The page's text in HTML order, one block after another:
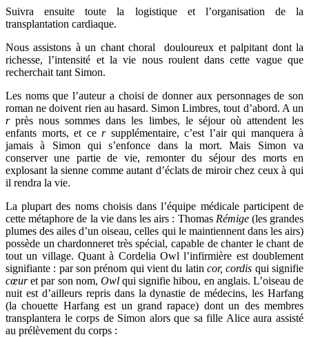
Suivra ensuite toute la logistique et l’organisation de la
transplantation cardiaque.
Nous assistons à un chant choral douloureux et palpitant dont la
richesse, l’intensité et la vie nous roulent dans cette vague que
recherchait tant Simon.
Les noms que l’auteur a choisi de donner aux personnages de son
roman ne doivent rien au hasard. Simon Limbres, tout d’abord. A un
rprès nous sommes dans les limbes, le séjour où attendent les
enfants morts, et ce rsupplémentaire, c’est l’air qui manquera à
jamais à Simon qui s’enfonce dans la mort. Mais Simon va
conserver une partie de vie, remonter du séjour des morts en
explosant la sienne comme autant d’éclats de miroir chez ceux à qui
il rendra la vie.
La plupart des noms choisis dans l’équipe médicale participent de
cette métaphore de la vie dans les airs : Thomas Rémige(les grandes
plumes des ailes d’un oiseau, celles qui le maintiennent dans les airs)
possède un chardonneret très spécial, capable de chanter le chant de
tout un village. Quant à Cordelia Owl l’infirmière est doublement
signifiante : par son prénom qui vient du latin cor, cordis qui signifie
cœuret par son nom, Owlqui signifie hibou, en anglais. L’oiseau de
nuit est d’ailleurs repris dans la dynastie de médecins, les Harfang
(la chouette Harfang est un grand rapace) dont un des membres
transplantera le corps de Simon alors que sa fille Alice aura assisté
au prélèvement du corps :